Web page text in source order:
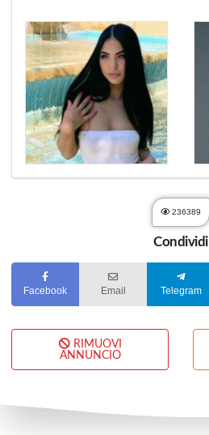
236389
Condividi
Facebook Email Telegram
RIMUOVI
ANNUNCIO